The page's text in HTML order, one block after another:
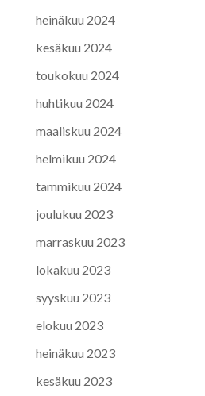
heinäkuu 2024
kesäkuu 2024
toukokuu 2024
huhtikuu 2024
maaliskuu 2024
helmikuu 2024
tammikuu 2024
joulukuu 2023
marraskuu 2023
lokakuu 2023
syyskuu 2023
elokuu 2023
heinäkuu 2023
kesäkuu 2023